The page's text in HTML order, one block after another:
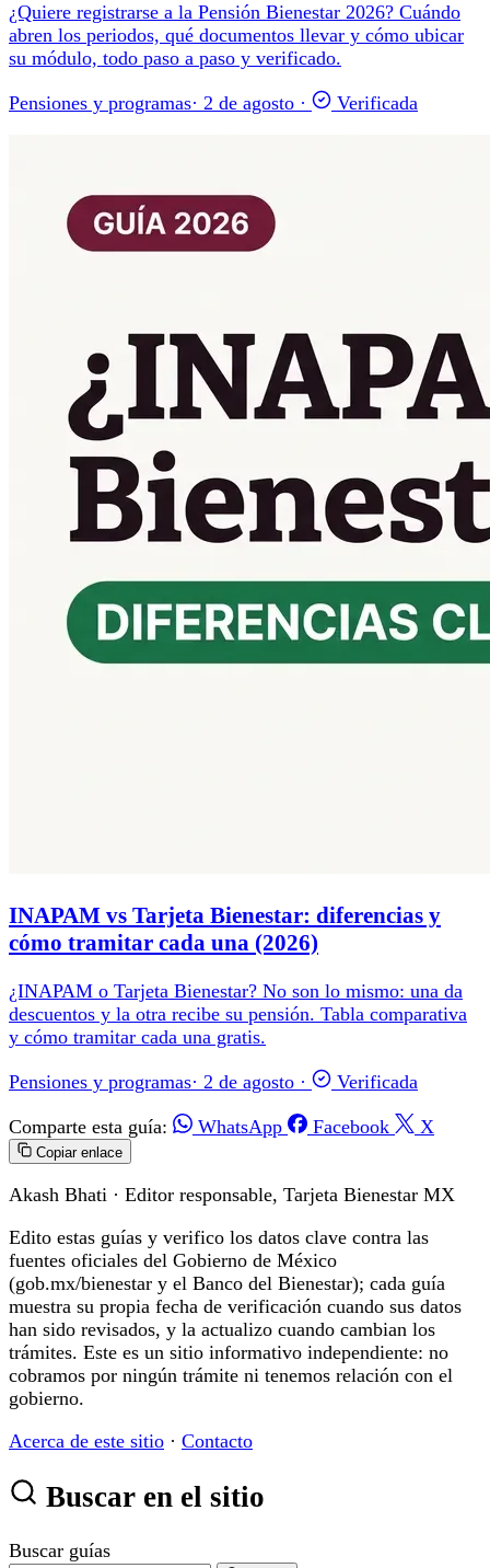
¿Quiere registrarse a la Pensión Bienestar 2026? Cuándo
abren los periodos, qué documentos llevar y cómo ubicar
su módulo, todo paso a paso y verificado.
Pensiones y programas· 2 de agosto · Verificada
INAPAM vs Tarjeta Bienestar: diferencias y
cómo tramitar cada una (2026)
¿INAPAM o Tarjeta Bienestar? No son lo mismo: una da
descuentos y la otra recibe su pensión. Tabla comparativa
y cómo tramitar cada una gratis.
Pensiones y programas· 2 de agosto · Verificada
Comparte esta guía: WhatsApp Facebook X
Copiar enlace
Akash Bhati · Editor responsable, Tarjeta Bienestar MX
Edito estas guías y verifico los datos clave contra las
fuentes oficiales del Gobierno de México
(gob.mx/bienestar y el Banco del Bienestar); cada guía
muestra su propia fecha de verificación cuando sus datos
han sido revisados, y la actualizo cuando cambian los
trámites. Este es un sitio informativo independiente: no
cobramos por ningún trámite ni tenemos relación con el
gobierno.
Acerca de este sitio · Contacto
Buscar en el sitio
Buscar guías